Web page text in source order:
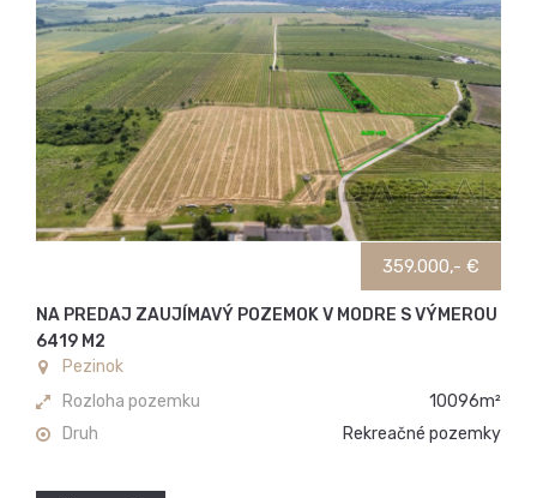
359.000,- €
NA PREDAJ ZAUJÍMAVÝ POZEMOK V MODRE S VÝMEROU
6419 M2
Pezinok
10096m²
Rozloha pozemku
Rekreačné pozemky
Druh